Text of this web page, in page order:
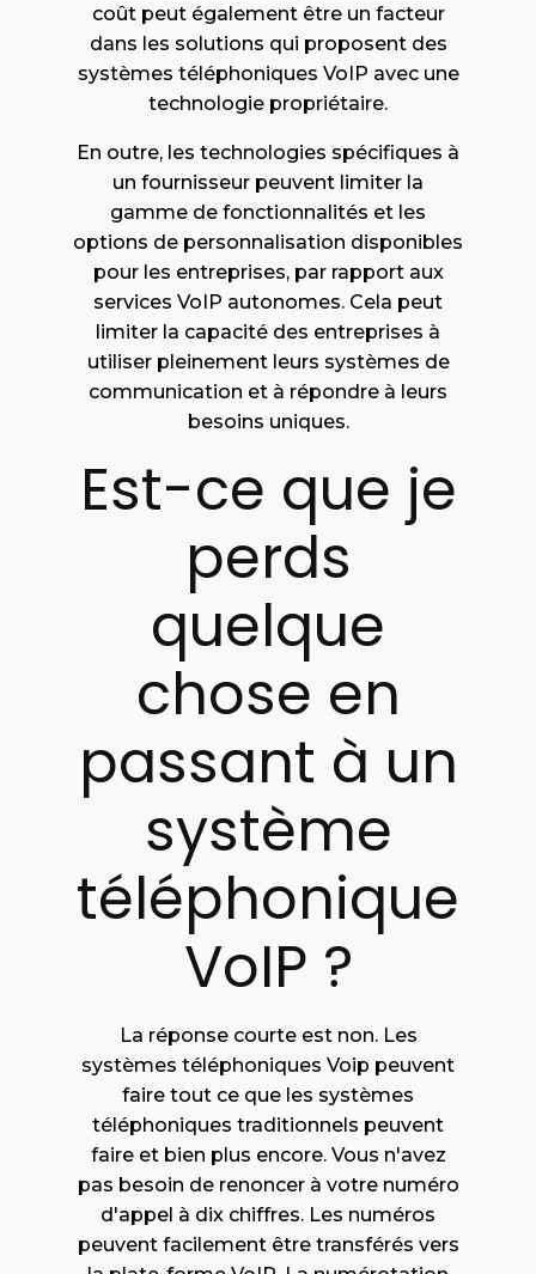
coût peut également être un facteur
dans les solutions qui proposent des
systèmes téléphoniques VoIP avec une
technologie propriétaire.
En outre, les technologies spécifiques à
un fournisseur peuvent limiter la
gamme de fonctionnalités et les
options de personnalisation disponibles
pour les entreprises, par rapport aux
services VoIP autonomes. Cela peut
limiter la capacité des entreprises à
utiliser pleinement leurs systèmes de
communication et à répondre à leurs
besoins uniques.
Est-ce que je
perds
quelque
chose en
passant à un
système
téléphonique
VoIP ?
La réponse courte est non. Les
systèmes téléphoniques Voip peuvent
faire tout ce que les systèmes
téléphoniques traditionnels peuvent
faire et bien plus encore. Vous n'avez
pas besoin de renoncer à votre numéro
d'appel à dix chiffres. Les numéros
peuvent facilement être transférés vers